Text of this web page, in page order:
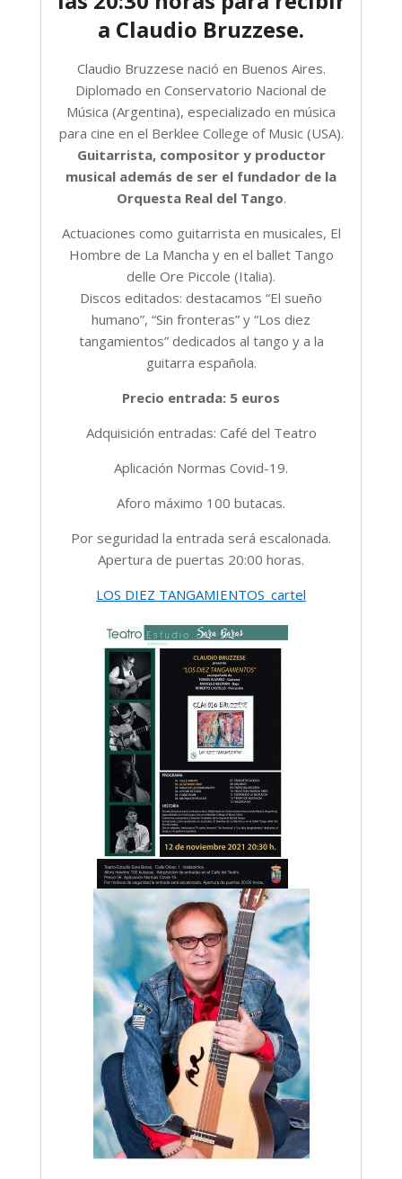
a Claudio Bruzzese.
Claudio Bruzzese nació en Buenos Aires.
Diplomado en Conservatorio Nacional de
Música (Argentina), especializado en música
para cine en el Berklee College of Music (USA).
Guitarrista, compositor y productor
musical además de ser el fundador de la
Orquesta Real del Tango.
Actuaciones como guitarrista en musicales, El
Hombre de La Mancha y en el ballet Tango
delle Ore Piccole (Italia).
Discos editados: destacamos “El sueño
humano”, “Sin fronteras” y “Los diez
tangamientos” dedicados al tango y a la
guitarra española.
Precio entrada: 5 euros
Adquisición entradas: Café del Teatro
Aplicación Normas Covid-19.
Aforo máximo 100 butacas.
Por seguridad la entrada será escalonada.
Apertura de puertas 20:00 horas.
LOS DIEZ TANGAMIENTOS_cartel